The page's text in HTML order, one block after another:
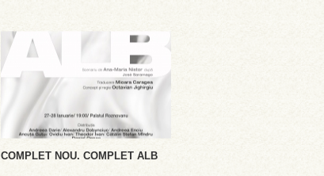
COMPLET NOU. COMPLET ALB